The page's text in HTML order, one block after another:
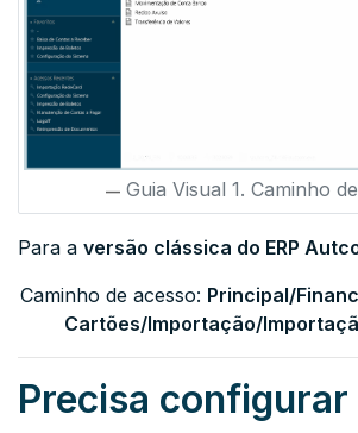
Guia Visual 1. Caminho
Para a versão clássica do ERP
Caminho de acesso: Principal/
Cartões/Importação/
Precisa configurar